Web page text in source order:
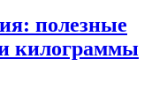
полезные
килограммы